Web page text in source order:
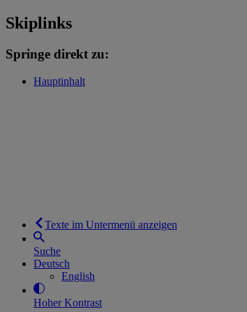
Skiplinks
Springe direkt zu:
Hauptinhalt
Texte im Untermenü anzeigen
Suche
Deutsch
English
Hoher Kontrast